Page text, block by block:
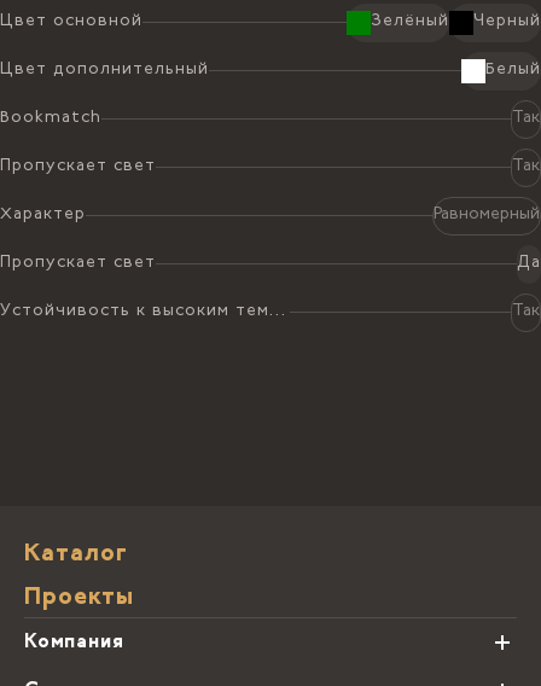
Цвет основной Зелёный Черный
Цвет дополнительный Белый
Bookmatch Так
Пропускает свет Так
Характер Равномерный
Пропускает свет Да
Устойчивость к высоким температурам Так
Каталог
Проекты
Компания